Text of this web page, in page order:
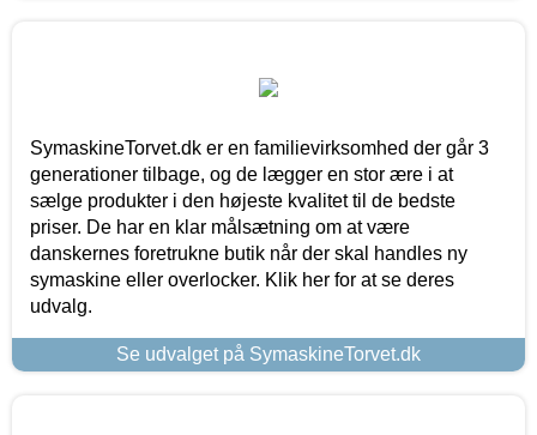
SymaskineTorvet.dk er en familievirksomhed der går 3
generationer tilbage, og de lægger en stor ære i at
sælge produkter i den højeste kvalitet til de bedste
priser. De har en klar målsætning om at være
danskernes foretrukne butik når der skal handles ny
symaskine eller overlocker. Klik her for at se deres
udvalg.
Se udvalget på SymaskineTorvet.dk